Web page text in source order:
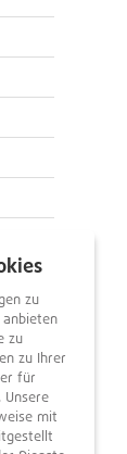
zu
anbieten
zu
zu Ihrer
für
Unsere
mit